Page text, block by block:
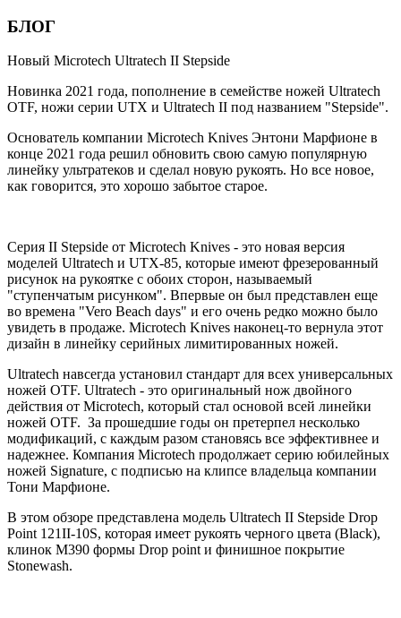
БЛОГ
Новый Microtech Ultratech II Stepside
Новинка 2021 года, пополнение в семействе ножей Ultratech
OTF, ножи серии UTX и Ultratech II под названием "Stepside".
Основатель компании Microtech Knives Энтони Марфионе в
конце 2021 года решил обновить свою самую популярную
линейку ультратеков и сделал новую рукоять. Но все новое,
как говорится, это хорошо забытое старое.
Серия II Stepside от Microtech Knives - это новая версия
моделей Ultratech и UTX-85, которые имеют фрезерованный
рисунок на рукоятке с обоих сторон, называемый
"ступенчатым рисунком". Впервые он был представлен еще
во времена "Vero Beach days" и его очень редко можно было
увидеть в продаже. Microtech Knives наконец-то вернула этот
дизайн в линейку серийных лимитированных ножей.
Ultratech навсегда установил стандарт для всех универсальных
ножей OTF. Ultratech - это оригинальный нож двойного
действия от Microtech, который стал основой всей линейки
ножей OTF. За прошедшие годы он претерпел несколько
модификаций, с каждым разом становясь все эффективнее и
надежнее. Компания Microtech продолжает серию юбилейных
ножей Signature, с подписью на клипсе владельца компании
Тони Марфионе.
В этом обзоре представлена модель Ultratech II Stepside Drop
Point 121II-10S, которая имеет рукоять черного цвета (Black),
клинок M390 формы Drop point и финишное покрытие
Stonewash.